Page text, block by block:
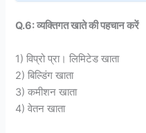
Q.6: व्यक्तिगत खाते की पहचान करें
1) विप्रो प्रा। लिमिटेड खाता
2) बिल्डिंग खाता
3) कमीशन खाता
4) वेतन खाता